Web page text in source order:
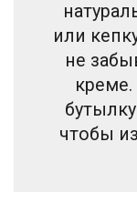
или
не
чтобы